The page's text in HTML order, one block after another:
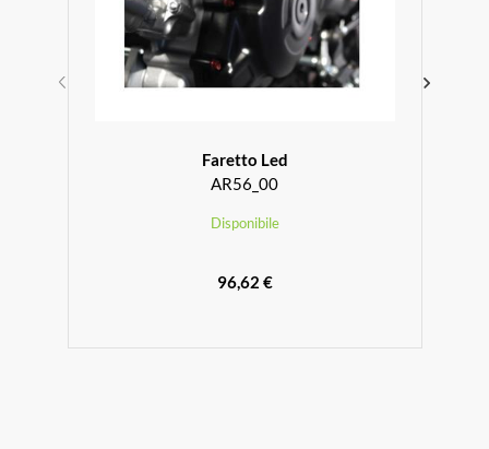
Faretto Led
AR56_00
Disponibile
96,62 €